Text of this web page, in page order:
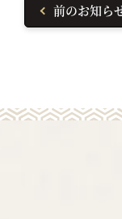
前のお知ら